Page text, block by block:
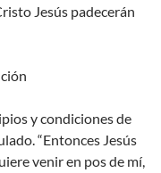
Jesús padecerán
y condiciones de
“Entonces Jesús
venir en pos de mí,